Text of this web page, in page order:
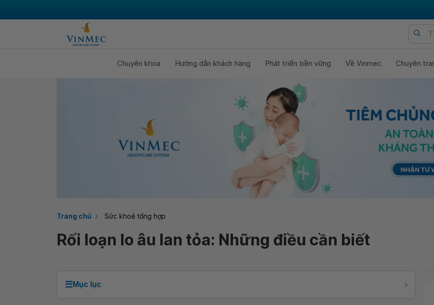
Chuyên khoa Hướng dẫn khách hàng Phát triển bền vững Về Vinmec Chuyên
Trang chủ Sức khoẻ tổng hợp
Rối loạn lo âu lan tỏa: Những điều cần biết
☰Mục lục